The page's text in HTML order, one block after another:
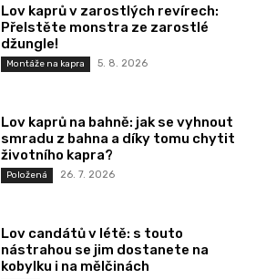
Lov kaprů v zarostlých revírech:
Přelstěte monstra ze zarostlé
džungle!
Montáže na kapra 5. 8. 2026
Lov kaprů na bahně: jak se vyhnout
smradu z bahna a díky tomu chytit
životního kapra?
Položená 26. 7. 2026
Lov candátů v létě: s touto
nástrahou se jim dostanete na
kobylku i na mělčinách